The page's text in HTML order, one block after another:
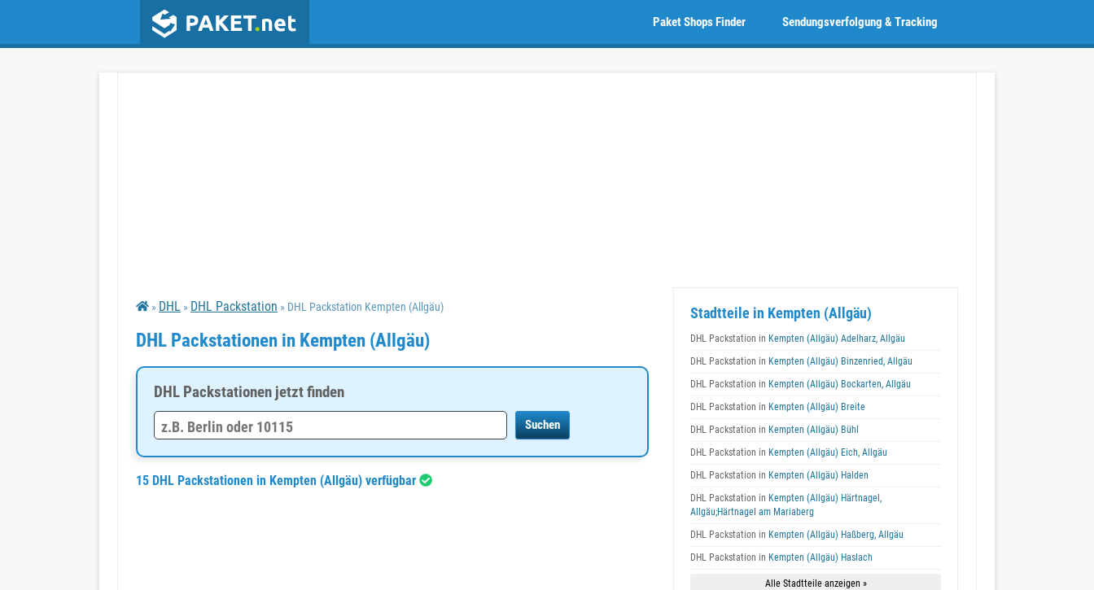
Sendungsverfolgung & Tracking
Paket Shops Finder
» DHL » DHL Packstation » DHL Packstation Kempten (Allgäu)
DHL Packstationen in Kempten (Allgäu)
DHL Packstationen jetzt finden
15 DHL Packstationen in Kempten (Allgäu) verfügbar
Stadtteile in Kempten (Allgäu)
DHL Packstation in Kempten (Allgäu) Adelharz, Allgäu
DHL Packstation in Kempten (Allgäu) Binzenried, Allgäu
DHL Packstation in Kempten (Allgäu) Bockarten, Allgäu
DHL Packstation in Kempten (Allgäu) Breite
DHL Packstation in Kempten (Allgäu) Bühl
DHL Packstation in Kempten (Allgäu) Eich, Allgäu
DHL Packstation in Kempten (Allgäu) Halden
DHL Packstation in Kempten (Allgäu) Härtnagel,
Allgäu;Härtnagel am Mariaberg
DHL Packstation in Kempten (Allgäu) Haßberg, Allgäu
DHL Packstation in Kempten (Allgäu) Haslach
Alle Stadtteile anzeigen »